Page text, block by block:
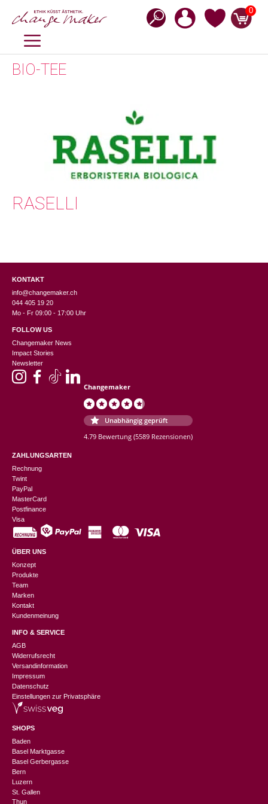
Inhalt
0
MENÜ
BIO-TEE
RASELLI
KONTAKT
info@changemaker.ch
044 405 19 20
Mo - Fr 09:00 - 17:00 Uhr
FOLLOW US
Changemaker News
Impact Stories
Newsletter
Changemaker
Unabhängig geprüft
4.79 Bewertung (5589 Rezensionen)
ZAHLUNGSARTEN
Rechnung
Twint
PayPal
MasterCard
Postfinance
Visa
ÜBER UNS
Konzept
Produkte
Team
Marken
Kontakt
Kundenmeinung
INFO & SERVICE
AGB
Widerrufsrecht
Versandinformation
Impressum
Datenschutz
Einstellungen zur Privatsphäre
SHOPS
Baden
Basel Marktgasse
Basel Gerbergasse
Bern
Luzern
St. Gallen
Thun